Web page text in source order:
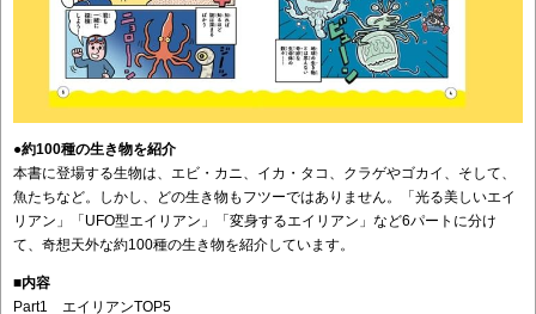
●約100種の生き物を紹介
本書に登場する生物は、エビ・カニ、イカ・タコ、クラゲやゴカイ、そして、
魚たちなど。しかし、どの生き物もフツーではありません。「光る美しいエイ
リアン」「UFO型エイリアン」「変身するエイリアン」など6パートに分け
て、奇想天外な約100種の生き物を紹介しています。
■内容
Part1 エイリアンTOP5